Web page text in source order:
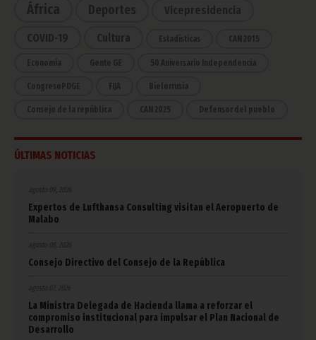
África
Deportes Vicepresidencia
COVID-19 Cultura Estadísticas CAN 2015
Economía Gente GE 50 Aniversario Independencia
CongresoPDGE FIJA Bielorrusia
Consejo de la república CAN 2025 Defensor del pueblo
ÚLTIMAS NOTICIAS
agosto 09, 2026
Expertos de Lufthansa Consulting visitan el Aeropuerto de
Malabo
Consejo Directivo del Consejo de la República
agosto 07, 2026
La Ministra Delegada de Hacienda llama a reforzar el
compromiso institucional para impulsar el Plan Nacional de
Desarrollo